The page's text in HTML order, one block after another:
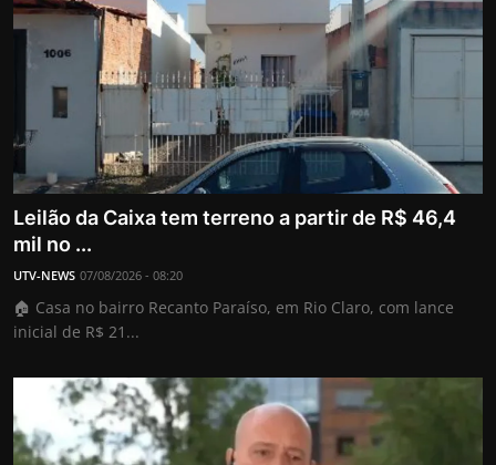
Leilão da Caixa tem terreno a partir de R$ 46,4
mil no ...
UTV-NEWS 07/08/2026 - 08:20
🏠 Casa no bairro Recanto Paraíso, em Rio Claro, com lance
inicial de R$ 21...